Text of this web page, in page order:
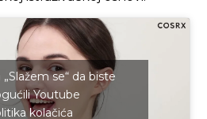
se“ da biste
Youtube
kolačića